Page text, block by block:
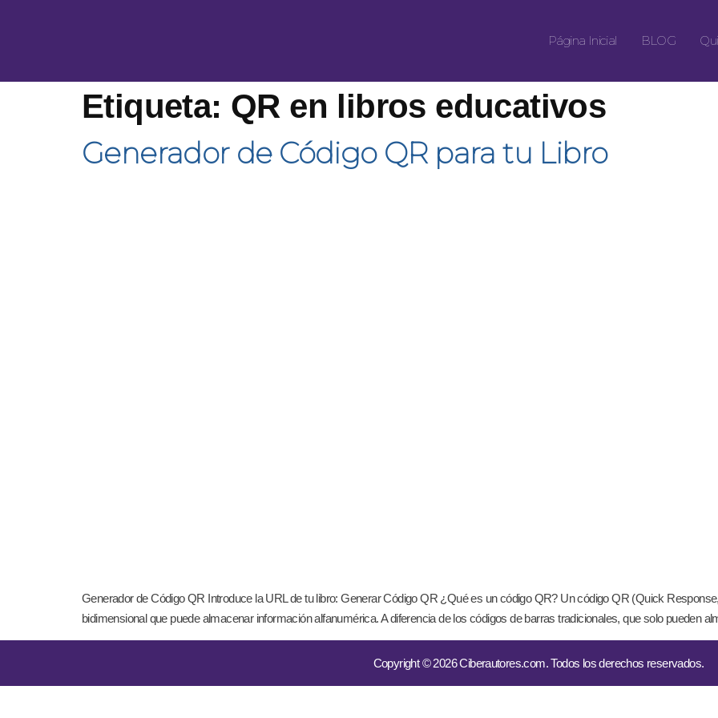
Página Inicial BLOG
Etiqueta: QR en libros educativos
Generador de Código QR para tu Libro
Generador de Código QR Introduce la URL de tu libro: Generar Código QR ¿Qué es un código QR? Un código QR (Quick
bidimensional que puede almacenar información alfanumérica. A diferencia de los códigos de barras tradicionales, que solo pueden
Copyright © 2026 Ciberautores.com. Todos los derechos reservados.